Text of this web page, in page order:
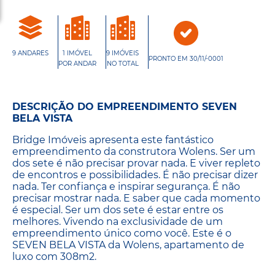
9 ANDARES
1 IMÓVEL
POR ANDAR
9 IMÓVEIS
NO TOTAL
PRONTO EM 30/11/-0001
DESCRIÇÃO DO EMPREENDIMENTO SEVEN
BELA VISTA
Bridge Imóveis apresenta este fantástico
empreendimento da construtora Wolens. Ser um
dos sete é não precisar provar nada. E viver repleto
de encontros e possibilidades. É não precisar dizer
nada. Ter confiança e inspirar segurança. É não
precisar mostrar nada. E saber que cada momento
é especial. Ser um dos sete é estar entre os
melhores. Vivendo na exclusividade de um
empreendimento único como você. Este é o
SEVEN BELA VISTA da Wolens, apartamento de
luxo com 308m2.